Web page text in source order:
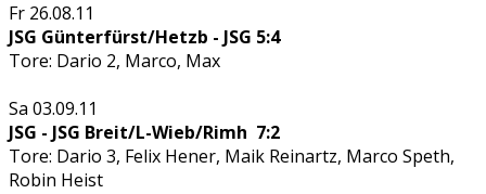
Fr 26.08.11
JSG Günterfürst/Hetzb - JSG 5:4
Tore: Dario 2, Marco, Max
Sa 03.09.11
JSG - JSG Breit/L-Wieb/Rimh 7:2
Tore: Dario 3, Felix Hener, Maik Reinartz, Marco Speth,
Robin Heist